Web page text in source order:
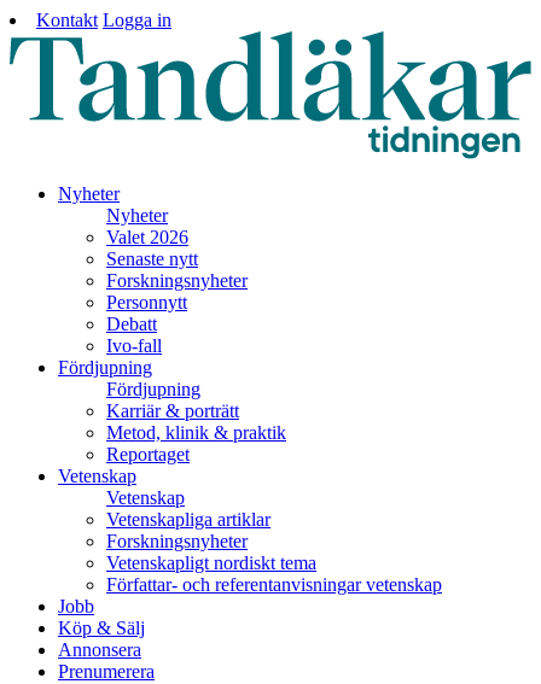
Kontakt Logga in
Nyheter
Nyheter
Valet 2026
Senaste nytt
Forskningsnyheter
Personnytt
Debatt
Ivo-fall
Fördjupning
Fördjupning
Karriär & porträtt
Metod, klinik & praktik
Reportaget
Vetenskap
Vetenskap
Vetenskapliga artiklar
Forskningsnyheter
Vetenskapligt nordiskt tema
Författar- och referentanvisningar vetenskap
Jobb
Köp & Sälj
Annonsera
Prenumerera